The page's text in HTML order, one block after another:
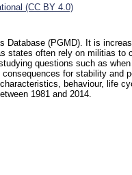
(CC BY 4.0)
Database (PGMD). It is
states often rely on militias to
questions such as
for stability and
behaviour, life
1981 and 2014.